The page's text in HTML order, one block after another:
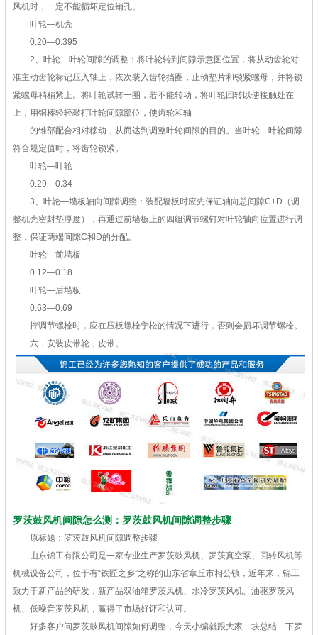
风机时，一定不能损坏定位销孔。
叶轮—机壳
0.20—0.395
2、叶轮—叶轮间隙的调整：将叶轮转到间隙示意图位置，将从动齿轮对
准主动齿轮标记压入轴上，依次装入齿轮挡圈，止动垫片和锁紧螺母，并将锁
紧螺母稍稍紧上。将叶轮试转一圈，若不能转动，将叶轮回转以使接触处在
上，用铜棒轻轻敲打叶轮间隙部位，使齿轮和轴
的锥部配合相对移动，从而达到调整叶轮间隙的目的。当叶轮—叶轮间隙
符合规定值时，将齿轮锁紧。
叶轮—叶轮
0.29—0.34
3、叶轮—墙板轴向间隙调整：装配墙板时应先保证轴向总间隙C+D（调
整机壳密封垫厚度），再通过前墙板上的四组调节螺钉对叶轮轴向位置进行调
整，保证两端间隙C和D的分配。
叶轮—前墙板
0.12—0.18
叶轮—后墙板
0.63—0.69
拧调节螺栓时，应在压板螺栓宁松的情况下进行，否则会损坏调节螺栓。
六．安装皮带轮，皮带。
罗茨鼓风机间隙怎么测：罗茨鼓风机间隙调整步骤
原标题：罗茨鼓风机间隙调整步骤
山东锦工有限公司是一家专业生产罗茨鼓风机、罗茨真空泵、回转风机等
机械设备公司，位于有“铁匠之乡”之称的山东省章丘市相公镇，近年来，锦工
致力于新产品的研发，新产品双油箱罗茨风机、水冷罗茨风机、油驱罗茨风
机、低噪音罗茨风机，赢得了市场好评和认可。
好多客户问罗茨鼓风机间隙如何调整，今天小编就跟大家一块总结一下罗